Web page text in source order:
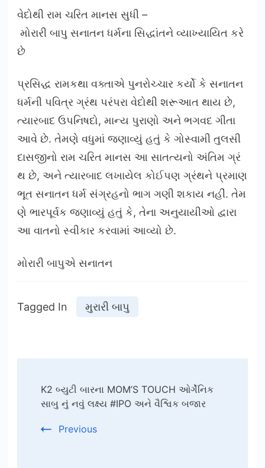
વેદોથી રામ ચરિત માનસ સુધી –
મોરારી બાપુ સનાતન ધર્મના સિદ્ધાંતને વ્યાખ્યાયિત કરે
છે
પ્રસિદ્ધ રામકથા વક્તાએ પુનરોચ્ચાર કર્યો કે સનાતન
ધર્મની પવિત્ર ગ્રંથ પરંપરા વેદોથી શરૂઆત થાય છે,
ત્યારબાદ ઉપનિષદો, માન્ય પુરાણો અને ભગવદ ગીતા
આવે છે. તેમણે વધુમાં જણાવ્યું હતું કે ગોસ્વામી તુલસી
દાસજીનો રામ ચરિત માનસ આ સાતત્યનો અંતિમ ગ્રં
થ છે, અને ત્યારબાદ લખાયેલ કોઈપણ ગ્રંથને પ્રમાણ
ભૂત સનાતન ધર્મ સંગ્રહનો ભાગ ગણી શકાય નહીં. તેમ
ણે ભારપૂર્વક જણાવ્યું હતું કે, તેના અનુયાયીઓ દ્વારા
આ વાતનો સ્વીકાર કરવામાં આવ્યો છે.
મોરારી બાપુએ સનાતન
Tagged In મુરારી બાપુ
Navigation
K2 બ્યુટી બારના MOM’S TOUCH ઓર્ગેનિક
સાબુ નું નવું લક્ષ્ય #IPO અને વૈશ્વિક બજાર
Previous